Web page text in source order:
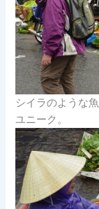
シイラのような
ユニーク。